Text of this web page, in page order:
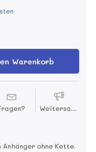
Warenkorb
Weitersagen
ohne Kette.